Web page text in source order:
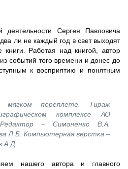
деятельности Сергея Павловича
ли не каждый год в свет выходят
книги. Работая над книгой, автор
событий того времени и донес до
к восприятию и понятным
переплете. Тираж
комплексе АО
– Симоненко В.А.
Л.Б. Компьютерная верстка –
А.Д.
нашего автора и главного